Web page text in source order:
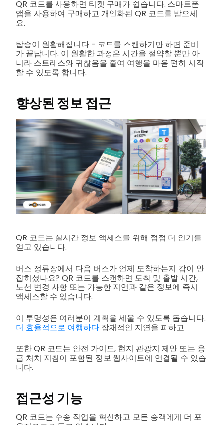
QR 코드를 사용하면 티켓 구매가 쉽습니다. 스마트폰
앱을 사용하여 구매하고 개인화된 QR 코드를 받으세
요.
탑승이 원활해집니다 - 코드를 스캔하기만 하면 준비
가 끝납니다. 이 원활한 과정은 시간을 절약할 뿐만 아
니라 스트레스와 귀찮음을 줄여 여행을 마음 편히 시작
할 수 있도록 합니다.
향상된 정보 접근
QR 코드는 실시간 정보 액세스를 위해 점점 더 인기를
얻고 있습니다.
버스 정류장에서 다음 버스가 언제 도착하는지 감이 안
잡히셨나요? QR 코드를 스캔하면 도착 및 출발 시간,
노선 변경 사항 또는 가능한 지연과 같은 정보에 즉시
액세스할 수 있습니다.
이 투명성은 여러분이 계획을 세울 수 있도록 돕습니다.
더 효율적으로 여행하다 잠재적인 지연을 피하고
또한 QR 코드는 안전 가이드, 현지 관광지 제안 또는 응
급 처치 지침이 포함된 정보 웹사이트에 연결될 수 있습
니다.
접근성 기능
QR 코드는 수송 작업을 혁신하고 모든 승객에게 더 포